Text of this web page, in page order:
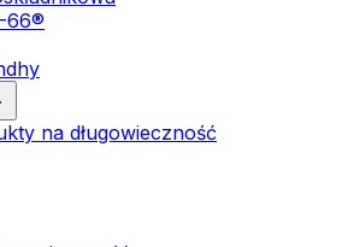
66®
na długowieczność